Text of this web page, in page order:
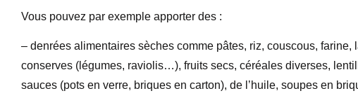
Vous pouvez par exemple apporter des :
– denrées alimentaires sèches comme pâtes, riz, couscous,
conserves (légumes, raviolis…), fruits secs, céréales diverses,
sauces (pots en verre, briques en carton), de l’huile, soupes en